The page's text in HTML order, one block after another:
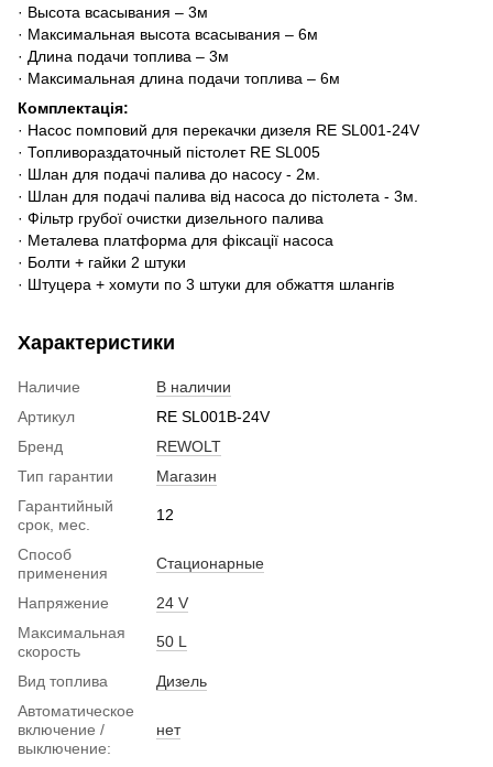
· Высота всасывания – 3м
· Максимальная высота всасывания – 6м
· Длина подачи топлива – 3м
· Максимальная длина подачи топлива – 6м
Комплектація:
· Насос помповий для перекачки дизеля RE SL001-24V
· Топливораздаточный пістолет RE SL005
· Шлан для подачі палива до насосу - 2м.
· Шлан для подачі палива від насоса до пістолета - 3м.
· Фільтр грубої очистки дизельного палива
· Металева платформа для фіксації насоса
· Болти + гайки 2 штуки
· Штуцера + хомути по 3 штуки для обжаття шлангів
Характеристики
Наличие
В наличии
Артикул
RE SL001B-24V
Бренд
REWOLT
Тип гарантии
Магазин
Гарантийный
срок, мес.
12
Способ
применения
Стационарные
Напряжение
24 V
Максимальная
скорость
50 L
Вид топлива
Дизель
Автоматическое
включение /
выключение:
нет